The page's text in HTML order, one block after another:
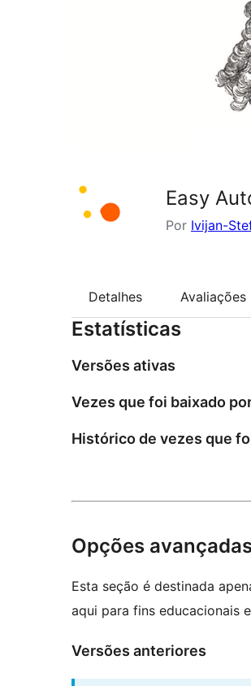
Easy
Por Ivijan-
Detalhes Avaliações
Estatísticas
Versões ativas
Vezes que foi baixado
Histórico de vezes que
Opções
Esta seção é destinada
aqui para fins educacionais
Versões anteriores